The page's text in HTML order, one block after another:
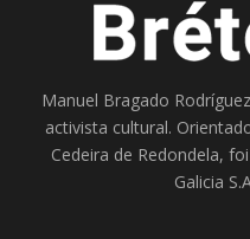
Manuel Bragado
activista cultural.
Cedeira de Redondela,
Galicia